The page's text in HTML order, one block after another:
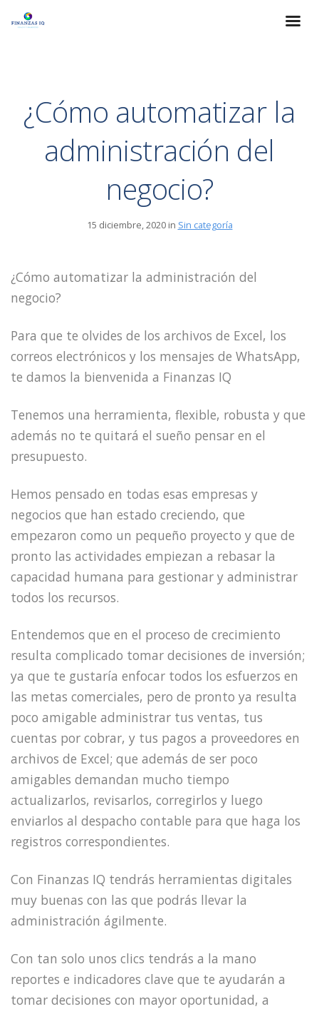
¿Cómo automatizar la
administración del
negocio?
15 diciembre, 2020 in Sin categoría
¿Cómo automatizar la administración del
negocio?
Para que te olvides de los archivos de Excel, los
correos electrónicos y los mensajes de WhatsApp,
te damos la bienvenida a Finanzas IQ
Tenemos una herramienta, flexible, robusta y que
además no te quitará el sueño pensar en el
presupuesto.
Hemos pensado en todas esas empresas y
negocios que han estado creciendo, que
empezaron como un pequeño proyecto y que de
pronto las actividades empiezan a rebasar la
capacidad humana para gestionar y administrar
todos los recursos.
Entendemos que en el proceso de crecimiento
resulta complicado tomar decisiones de inversión;
ya que te gustaría enfocar todos los esfuerzos en
las metas comerciales, pero de pronto ya resulta
poco amigable administrar tus ventas, tus
cuentas por cobrar, y tus pagos a proveedores en
archivos de Excel; que además de ser poco
amigables demandan mucho tiempo
actualizarlos, revisarlos, corregirlos y luego
enviarlos al despacho contable para que haga los
registros correspondientes.
Con Finanzas IQ tendrás herramientas digitales
muy buenas con las que podrás llevar la
administración ágilmente.
Con tan solo unos clics tendrás a la mano
reportes e indicadores clave que te ayudarán a
tomar decisiones con mayor oportunidad, a